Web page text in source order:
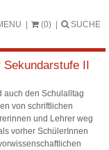
(0) SUCHE
Sekundarstufe II
auch den Schulalltag
von schriftlichen
und Lehrer weg
vorher SchülerInnen